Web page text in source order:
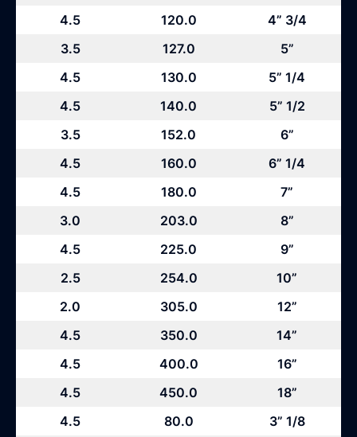
4.5
120.0
4” 3/4
3.5
127.0
5”
4.5
130.0
5” 1/4
4.5
140.0
5” 1/2
3.5
152.0
6”
4.5
160.0
6” 1/4
4.5
180.0
7”
3.0
203.0
8”
4.5
225.0
9”
2.5
254.0
10”
2.0
305.0
12”
4.5
350.0
14”
4.5
400.0
16”
4.5
450.0
18”
4.5
80.0 3” 1/8